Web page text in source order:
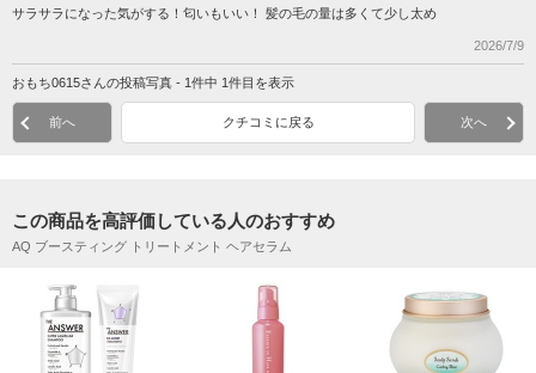
サラサラになった気がする！匂いもいい！ 髪の毛の量は多くて少し太め
2026/7/9
おもち0615さんの投稿写真 - 1件中 1件目を表示
前へ クチコミに戻る 次へ
この商品を高評価している人のおすすめ
AQ ブースティング トリートメント ヘアセラム